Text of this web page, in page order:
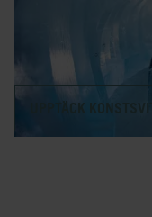
våra konstsviter har
365 och låsbara
UPPTÄCK